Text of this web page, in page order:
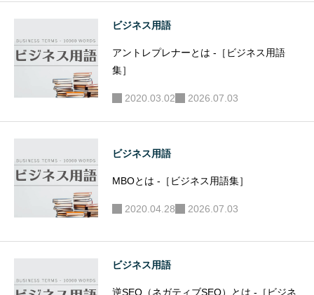
ビジネス用語
アントレプレナーとは -［ビジネス用語
集］
2020.03.02 2026.07.03
ビジネス用語
MBOとは -［ビジネス用語集］
2020.04.28 2026.07.03
ビジネス用語
逆SEO（ネガティブSEO）とは -［ビジネ